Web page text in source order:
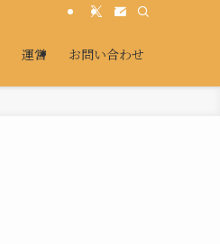
運営 お問い合わせ